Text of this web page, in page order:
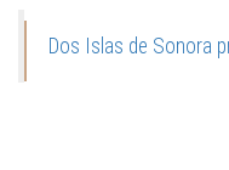
Dos Islas de Sonora